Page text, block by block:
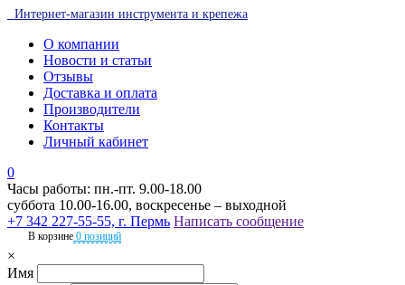
Интернет-магазин инструмента и крепежа
О компании
Новости и статьи
Отзывы
Доставка и оплата
Производители
Контакты
Личный кабинет
0
Часы работы: пн.-пт. 9.00-18.00
суббота 10.00-16.00, воскресенье – выходной
+7 342 227-55-55, г. Пермь Написать сообщение
В корзине 0 позиций
×
Имя